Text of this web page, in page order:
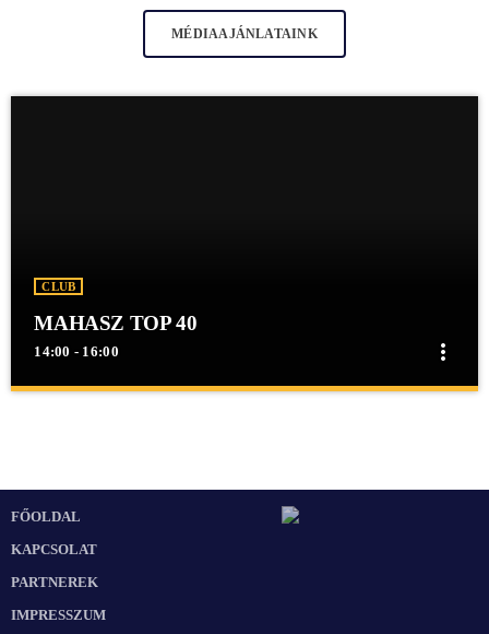
MÉDIAAJÁNLATAINK
CLUB
MAHASZ TOP 40
14:00 - 16:00 more_vert
TOP40 Hivatalos MAHASZ slágerlista - DJ.DANCEMAN műsora
FŐOLDAL
KAPCSOLAT
PARTNEREK
IMPRESSZUM